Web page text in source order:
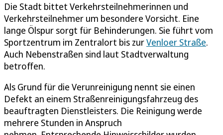
Die Stadt bittet Verkehrsteilnehmerinnen und
Verkehrsteilnehmer um besondere Vorsicht. Eine
lange Ölspur sorgt für Behinderungen. Sie führt vom
Sportzentrum im Zentralort bis zurVenloer Straße.
Auch Nebenstraßen sind laut Stadtverwaltung
betroffen.
Als Grund für die Verunreinigung nennt sie einen
Defekt an einem Straßenreinigungsfahrzeug des
beauftragten Dienstleisters. Die Reinigung werde
mehrere Stunden in Anspruch